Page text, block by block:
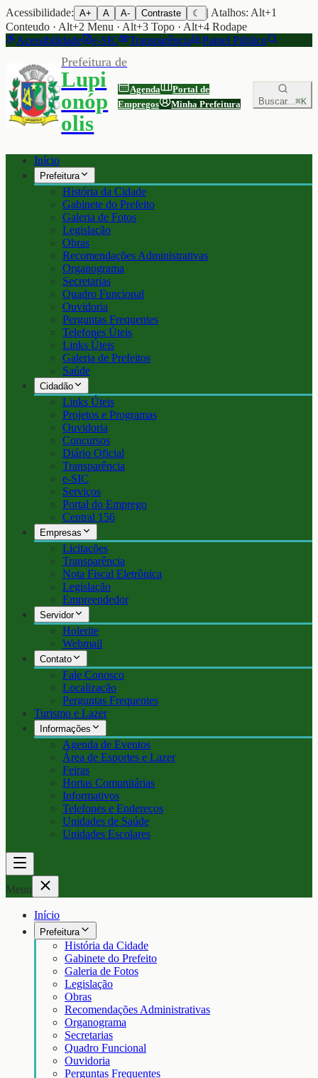
Acessibilidade: A+ A A- Contraste ☾
| Atalhos: Alt+1
Conteudo · Alt+2 Menu · Alt+3 Topo · Alt+4 Rodape
Acessibilidade
e-SIC Transparência Painel Público
Prefeitura de
Lupi
onóp
olis
Agenda
Portal de
Empregos
Minha Prefeitura Buscar...⌘K
Início
Prefeitura
História da Cidade
Gabinete do Prefeito
Galeria de Fotos
Legislação
Obras
Recomendações Administrativas
Organograma
Secretarias
Quadro Funcional
Ouvidoria
Perguntas Frequentes
Telefones Úteis
Links Úteis
Galeria de Prefeitos
Saúde
Cidadão
Links Úteis
Projetos e Programas
Ouvidoria
Concursos
Diário Oficial
Transparência
e-SIC
Serviços
Portal do Emprego
Central 156
Empresas
Licitações
Transparência
Nota Fiscal Eletrônica
Legislação
Empreendedor
Servidor
Holerite
Webmail
Contato
Fale Conosco
Localização
Perguntas Frequentes
Turismo e Lazer
Informações
Agenda de Eventos
Área de Esportes e Lazer
Feiras
Hortas Comunitárias
Informativos
Telefones e Endereços
Unidades de Saúde
Unidades Escolares
Menu
Início
Prefeitura
História da Cidade
Gabinete do Prefeito
Galeria de Fotos
Legislação
Obras
Recomendações Administrativas
Organograma
Secretarias
Quadro Funcional
Ouvidoria
Perguntas Frequentes